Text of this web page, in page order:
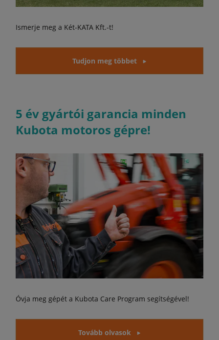
Ismerje meg a Két-KATA Kft.-t!
Tudjon meg többet
5 év gyártói garancia minden
Kubota motoros gépre!
Óvja meg gépét a Kubota Care Program segítségével!
Tovább olvasok